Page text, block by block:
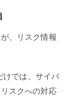
、リスク情報
けでは、サイバ
スクへの対応